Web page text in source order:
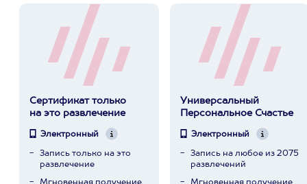
Сертификат только
на это развлечение
Электронный
Запись только на это
развлечение
Универсальный
Персональное Счастье
Электронный
Запись на любое из 2075
развлечений